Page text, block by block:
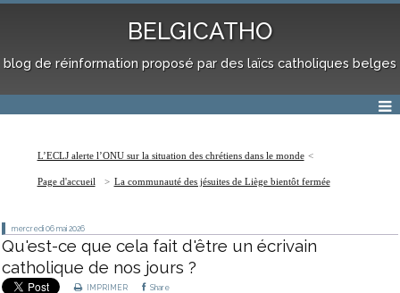
BELGICATHO
blog de réinformation proposé par des laïcs catholiques belges
L’ECLJ alerte l’ONU sur la situation des chrétiens dans le monde
Page d'accueil La communauté des jésuites de Liège bientôt fermée
mercredi 06 mai 2026
Qu'est-ce que cela fait d'être un écrivain
catholique de nos jours ?
IMPRIMER Share